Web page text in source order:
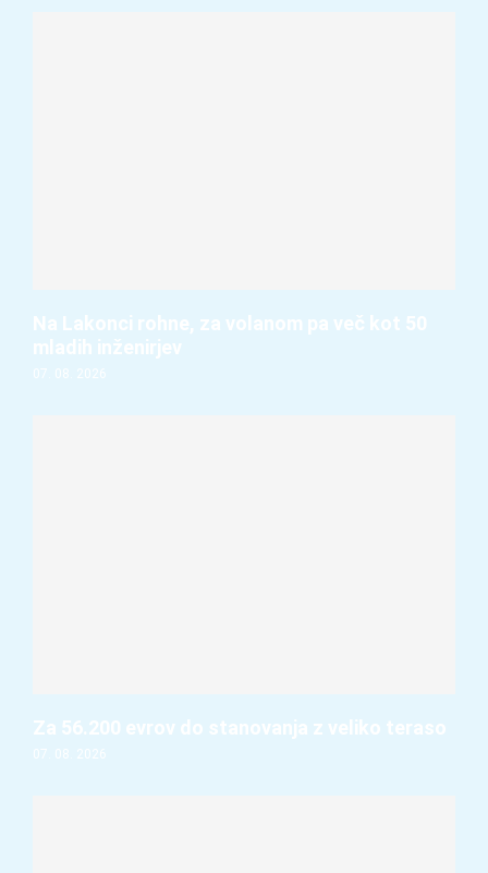
Na Lakonci rohne, za volanom pa več kot 50
mladih inženirjev
07. 08. 2026
Za 56.200 evrov do stanovanja z veliko teraso
07. 08. 2026